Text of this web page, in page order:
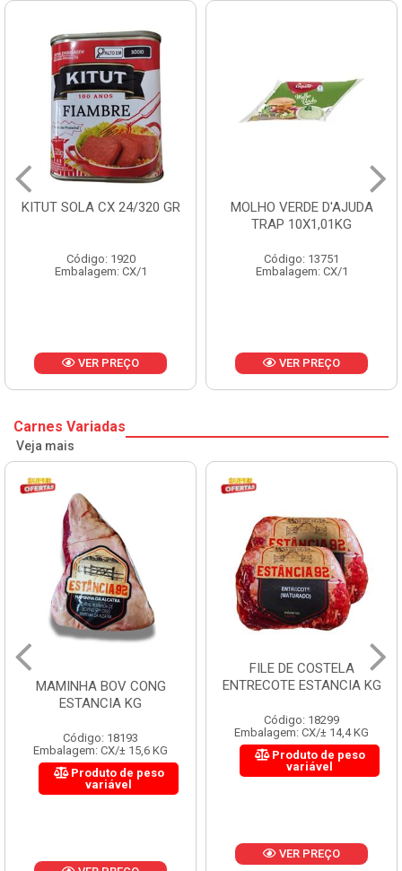
KITUT SOLA CX 24/320 GR
Código: 1920
Embalagem: CX/1
VER PREÇO
MOLHO VERDE D'AJUDA
TRAP 10X1,01KG
Código: 13751
Embalagem: CX/1
VER PREÇO
Carnes Variadas
Veja mais
MAMINHA BOV CONG
ESTANCIA KG
Código: 18193
Embalagem: CX/± 15,6 KG
Produto de peso
variável
FILE DE COSTELA
ENTRECOTE ESTANCIA KG
Código: 18299
Embalagem: CX/± 14,4 KG
Produto de peso
variável
VER PREÇO